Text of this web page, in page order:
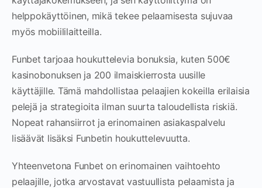
helppokäyttöinen, mikä tekee pelaamisesta sujuvaa
myös mobiililaitteilla.
Funbet tarjoaa houkuttelevia bonuksia, kuten 500€
kasinobonuksen ja 200 ilmaiskierrosta uusille
käyttäjille. Tämä mahdollistaa pelaajien kokeilla erilaisia
pelejä ja strategioita ilman suurta taloudellista riskiä.
Nopeat rahansiirrot ja erinomainen asiakaspalvelu
lisäävät lisäksi Funbetin houkuttelevuutta.
Yhteenvetona Funbet on erinomainen vaihtoehto
pelaajille, jotka arvostavat vastuullista pelaamista ja